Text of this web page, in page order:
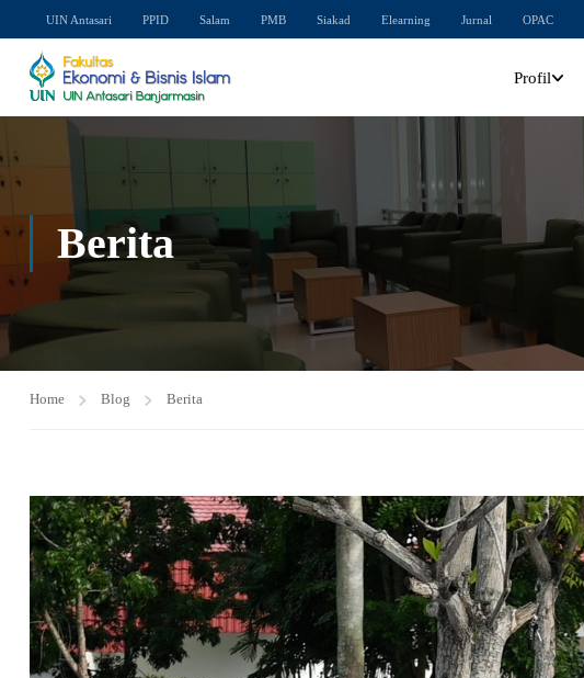
UIN Antasari PPID Salam PMB Siakad Elearning Jurnal OPAC
Profil
Berita
Home Blog Berita